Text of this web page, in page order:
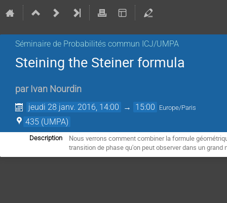
Séminaire de Probabilités commun ICJ/UMPA
Steining the Steiner formula
par Ivan Nourdin
jeudi 28 janv. 2016, 14:00 → 15:00 Europe/Paris
435 (UMPA)
Description
Nous verrons comment combiner la formule
transition de phase qu'on peut observer dans un